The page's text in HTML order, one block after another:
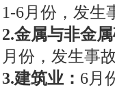
1-6月份，发生
2.金属与非金
月份，发生事
3.建筑业： 6月